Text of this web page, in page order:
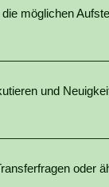
möglichen
und
oder